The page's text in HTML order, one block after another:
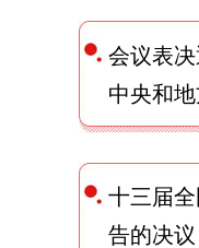
会议表
中央和
十三届
告的决议